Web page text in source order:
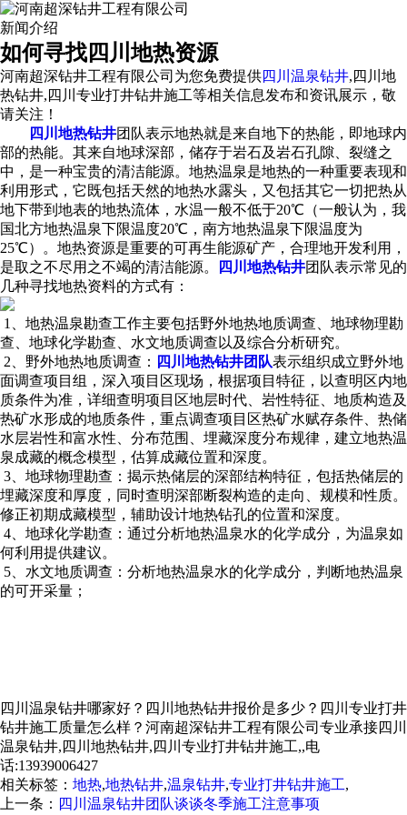
新闻介绍
如何寻找四川地热资源
河南超深钻井工程有限公司为您免费提供四川温泉钻井,四川地
热钻井,四川专业打井钻井施工等相关信息发布和资讯展示，敬
请关注！
四川地热钻井团队表示地热就是来自地下的热能，即地球内
部的热能。其来自地球深部，储存于岩石及岩石孔隙、裂缝之
中，是一种宝贵的清洁能源。地热温泉是地热的一种重要表现和
利用形式，它既包括天然的地热水露头，又包括其它一切把热从
地下带到地表的地热流体，水温一般不低于20℃（一般认为，我
国北方地热温泉下限温度20℃，南方地热温泉下限温度为
25℃）。地热资源是重要的可再生能源矿产，合理地开发利用，
是取之不尽用之不竭的清洁能源。
四川地热钻井团队表示常见的
几种寻找地热资料的方式有：
1、地热温泉勘查工作主要包括野外地热地质调查、地球物理勘
查、地球化学勘查、水文地质调查以及综合分析研究。
2、野外地热地质调查： 四川地热钻井团队表示组织成立野外地
面调查项目组，深入项目区现场，根据项目特征，以查明区内地
质条件为准，详细查明项目区地层时代、岩性特征、地质构造及
热矿水形成的地质条件，重点调查项目区热矿水赋存条件、热储
水层岩性和富水性、分布范围、埋藏深度分布规律，建立地热温
泉成藏的概念模型，估算成藏位置和深度。
3、地球物理勘查：揭示热储层的深部结构特征，包括热储层的
埋藏深度和厚度，同时查明深部断裂构造的走向、规模和性质。
修正初期成藏模型，辅助设计地热钻孔的位置和深度。
4、地球化学勘查：通过分析地热温泉水的化学成分，为温泉如
何利用提供建议。
5、水文地质调查：分析地热温泉水的化学成分，判断地热温泉
的可开采量；
四川温泉钻井哪家好？四川地热钻井报价是多少？四川专业打井
钻井施工质量怎么样？河南超深钻井工程有限公司专业承接四川
温泉钻井,四川地热钻井,四川专业打井钻井施工,,电
话:13939006427
相关标签： 地热,地热钻井,温泉钻井,专业打井钻井施工,
上一条： 四川温泉钻井团队谈谈冬季施工注意事项